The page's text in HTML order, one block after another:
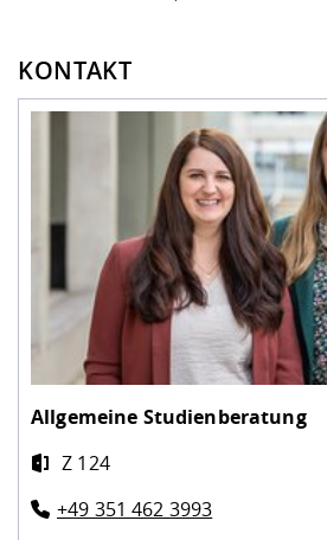
KONTAKT
Allgemeine Studienberatung
Z 124
+49 351 462 3993